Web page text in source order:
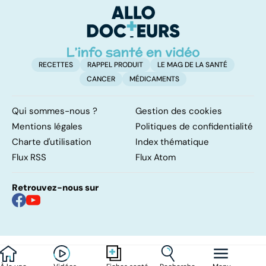
traitements
RECETTES RAPPEL PRODUIT
LE MAG DE LA SANTÉ
CANCER
MÉDICAMENTS
Qui sommes-nous ?
Gestion des cookies
Mentions légales
Politiques de confidentialité
Charte d'utilisation
Index thématique
Flux RSS
Flux Atom
Retrouvez-nous sur